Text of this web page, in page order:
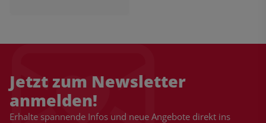
Jetzt zum Newsletter
anmelden!
Erhalte spannende Infos und neue Angebote direkt ins